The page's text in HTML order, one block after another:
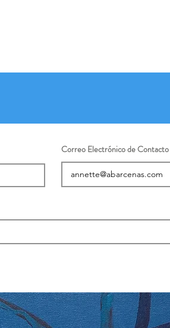
Correo Electrónico de Contacto